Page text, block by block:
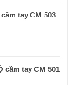
tay CM 503
cầm tay CM 501